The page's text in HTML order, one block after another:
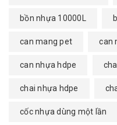
bồn nhựa 10000L
can mang pet can
can nhựa hdpe
chai nhựa hdpe
cốc nhựa dùng một lần